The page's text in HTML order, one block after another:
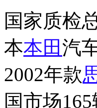
国家质检
本本田 汽
2002年款
国市场165